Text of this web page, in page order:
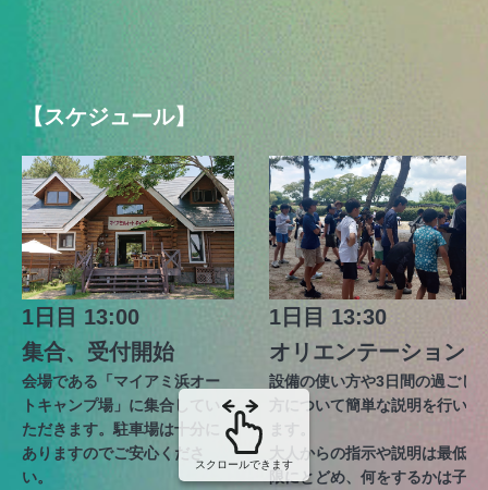
【スケジュール】
1日目 13:00
集合、受付開始
会場である「マイアミ浜オー
トキャンプ場」に集合してい
ただきます。駐車場は十分に
ありますのでご安心くださ
い。
1日目 13:30
オリエンテーション
設備の使い方や3日間の過ごし
方について簡単な説明を行い
大人からの指示や説明は最低
限にとどめ、何をするかは子
スクロールできます